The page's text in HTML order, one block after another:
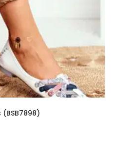
Plastmasinis
Nėra
Standartinis
Nėra
Dėžė
Moterims